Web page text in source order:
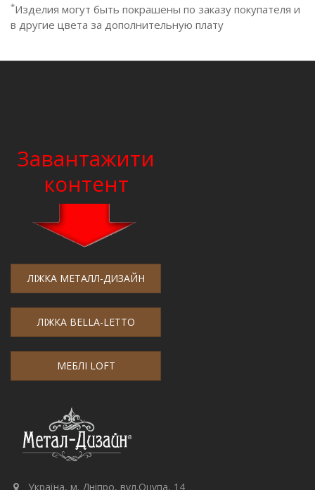
*Изделия могут быть покрашены по заказу покупателя и
в другие цвета за дополнительную плату
Завантажити
контент
ЛІЖКА МЕТАЛЛ-ДИЗАЙН
ЛІЖКА BELLA-LETTO
МЕБЛІ LOFT
Україна, м. Дніпро, вул.Оцупа, 14